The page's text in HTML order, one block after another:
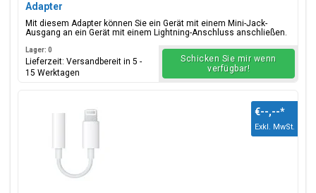
Adapter
Mit diesem Adapter können Sie ein Gerät mit einem Mini-Jack-
Ausgang an ein Gerät mit einem Lightning-Anschluss anschließen.
Lager: 0
Lieferzeit: Versandbereit in 5 -
15 Werktagen
Schicken Sie mir wenn
verfügbar!
€--,--*
Exkl. MwSt.